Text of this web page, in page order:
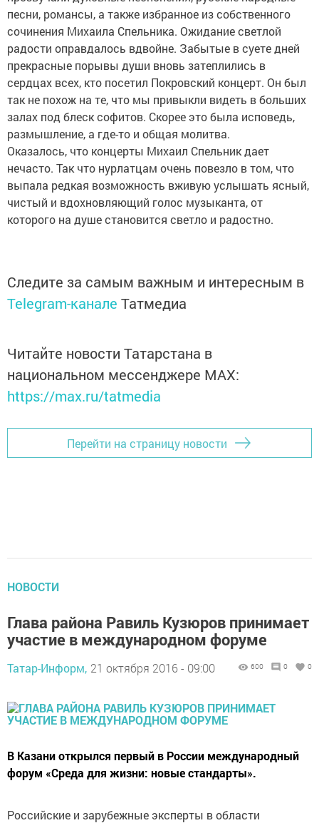
песни, романсы, а также избранное из собственного
сочинения Михаила Спельника. Ожидание светлой
радости оправдалось вдвойне. Забытые в суете дней
прекрасные порывы души вновь затеплились в
сердцах всех, кто посетил Покровский концерт. Он был
так не похож на те, что мы привыкли видеть в больших
залах под блеск софитов. Скорее это была исповедь,
размышление, а где-то и общая молитва.
Оказалось, что концерты Михаил Спельник дает
нечасто. Так что нурлатцам очень повезло в том, что
выпала редкая возможность вживую услышать ясный,
чистый и вдохновляющий голос музыканта, от
которого на душе становится светло и радостно.
Следите за самым важным и интересным в
Telegram-канале Татмедиа
Читайте новости Татарстана в
национальном мессенджере MАХ:
https://max.ru/tatmedia
Перейти на страницу новости
НОВОСТИ
Глава района Равиль Кузюров принимает
участие в международном форуме
Татар-Информ, 21 октября 2016 - 09:00 600 0 0
В Казани открылся первый в России международный
форум «Среда для жизни: новые стандарты».
Российские и зарубежные эксперты в области